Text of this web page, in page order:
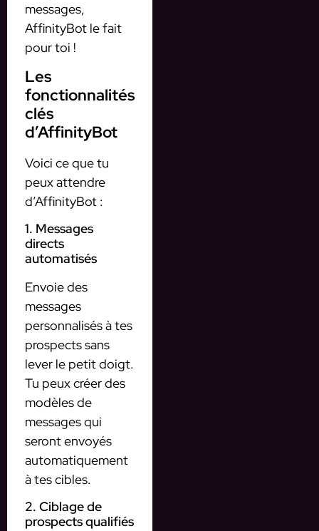
messages,
AffinityBot le fait
pour toi !
Les
fonctionnalités
clés
d’AffinityBot
Voici ce que tu
peux attendre
d’AffinityBot :
1. Messages
directs
automatisés
Envoie des
messages
personnalisés à tes
prospects sans
lever le petit doigt.
Tu peux créer des
modèles de
messages qui
seront envoyés
automatiquement
à tes cibles.
2. Ciblage de
prospects qualifiés